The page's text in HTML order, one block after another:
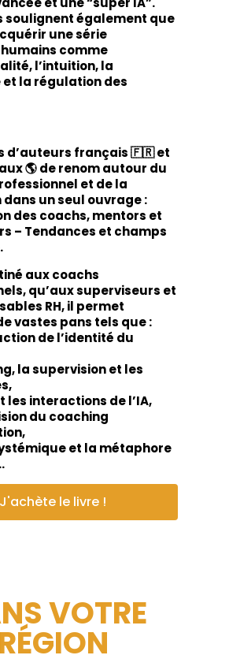
soulignent également que
une série
comme
l’intuition, la
et la régulation des
d’auteurs français 🇫🇷 et
🌎 de renom autour du
et de la
un seul ouvrage :
des coachs, mentors et
– Tendances et champs
aux coachs
qu’aux superviseurs et
RH, il permet
vastes pans tels que :
de l’identité du
la supervision et les
les interactions de l’IA,
du coaching
et la métaphore
J'achète le livre !
VOTRE
RÉGION